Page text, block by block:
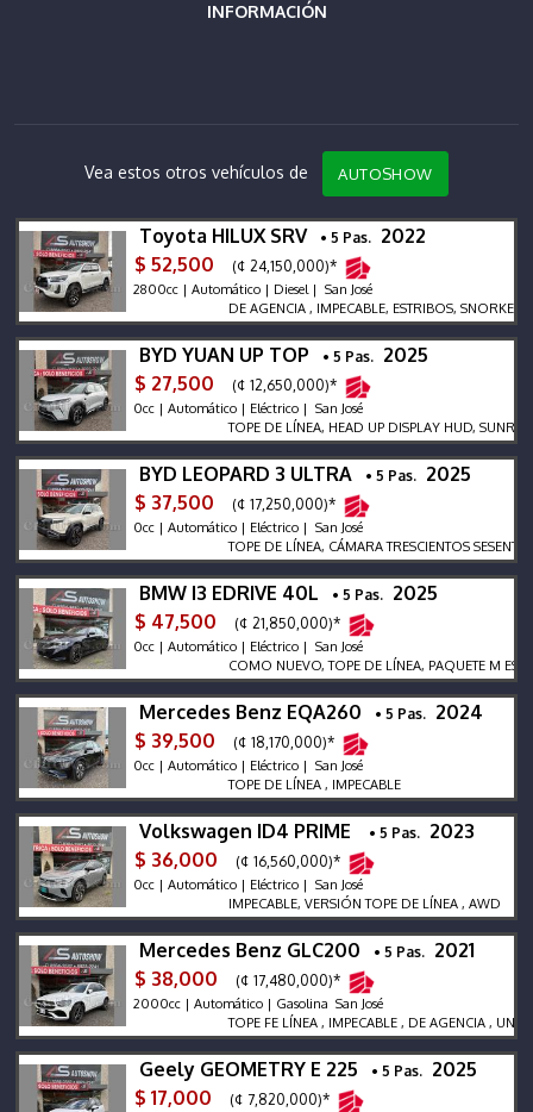
INFORMACIÓN
Vea estos otros vehículos de AUTOSHOW
Toyota HILUX SRV • 5 Pas. 2022
$ 52,500
(¢ 24,150,000)*
2800cc | Automático | Diesel | San José
DE AGENCIA , IMPECABLE, ESTRIBOS, SNORKEL,
BYD YUAN UP TOP • 5 Pas. 2025
$ 27,500
(¢ 12,650,000)*
0cc | Automático | Eléctrico | San José
TOPE DE LÍNEA, HEAD UP DISPLAY HUD, SUNROOF
BYD LEOPARD 3 ULTRA • 5 Pas. 2025
$ 37,500
(¢ 17,250,000)*
0cc | Automático | Eléctrico | San José
TOPE DE LÍNEA, CÁMARA TRESCIENTOS SESENTA
BMW I3 EDRIVE 40L • 5 Pas. 2025
$ 47,500
(¢ 21,850,000)*
0cc | Automático | Eléctrico | San José
COMO NUEVO, TOPE DE LÍNEA, PAQUETE M ESTETICO
Mercedes Benz EQA260 • 5 Pas. 2024
$ 39,500
(¢ 18,170,000)*
0cc | Automático | Eléctrico | San José
TOPE DE LÍNEA , IMPECABLE
Volkswagen ID4 PRIME • 5 Pas. 2023
$ 36,000
(¢ 16,560,000)*
0cc | Automático | Eléctrico | San José
IMPECABLE, VERSIÓN TOPE DE LÍNEA , AWD
Mercedes Benz GLC200 • 5 Pas. 2021
$ 38,000
(¢ 17,480,000)*
2000cc | Automático | Gasolina San José
TOPE FE LÍNEA , IMPECABLE , DE AGENCIA , UN
Geely GEOMETRY E 225 • 5 Pas. 2025
$ 17,000
(¢ 7,820,000)*